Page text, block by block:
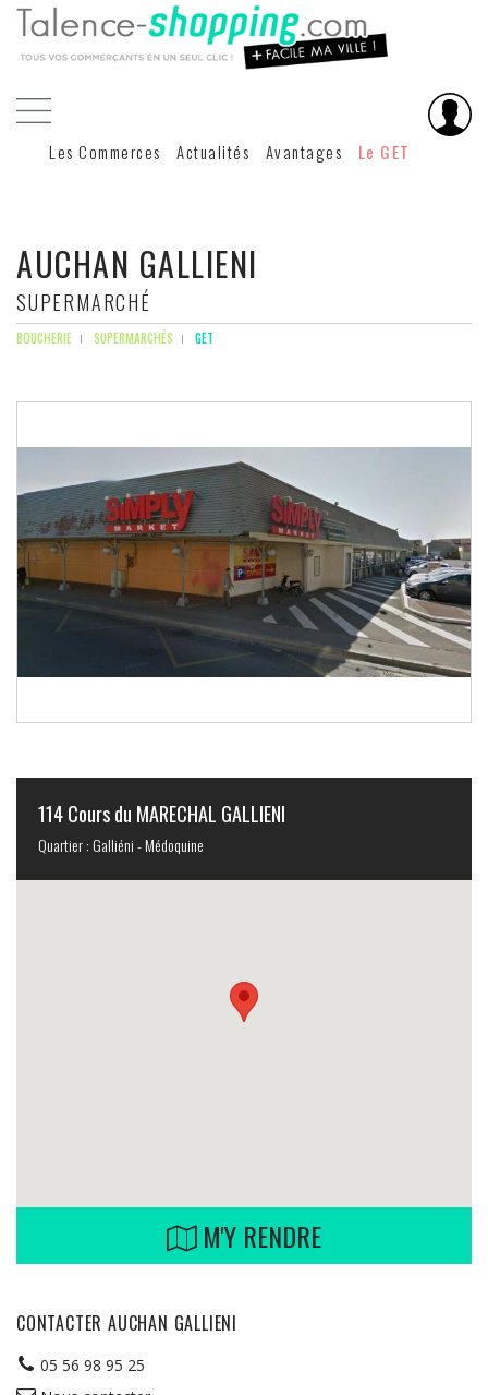
Les Commerces Actualités Avantages Le GET
AUCHAN GALLIENI
SUPERMARCHÉ
BOUCHERIE SUPERMARCHÉS GET
114 Cours du MARECHAL GALLIENI
Quartier : Galliéni - Médoquine
M'Y RENDRE
CONTACTER AUCHAN GALLIENI
05 56 98 95 25